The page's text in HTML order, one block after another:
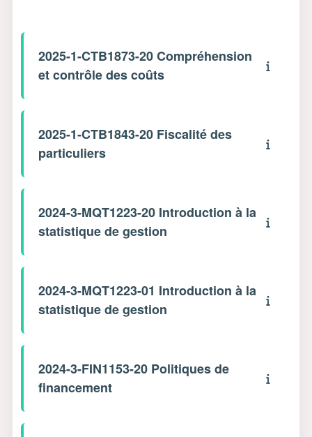
2025-1-CTB1873-20 Compréhension
et contrôle des coûts
2025-1-CTB1843-20 Fiscalité des
particuliers
2024-3-MQT1223-20 Introduction à la
statistique de gestion
2024-3-MQT1223-01 Introduction à la
statistique de gestion
2024-3-FIN1153-20 Politiques de
financement